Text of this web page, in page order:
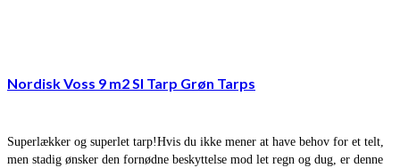
Nordisk Voss 9 m2 SI Tarp Grøn Tarps
Superlækker og superlet tarp!Hvis du ikke mener at have behov for et telt,
men stadig ønsker den fornødne beskyttelse mod let regn og dug, er denne